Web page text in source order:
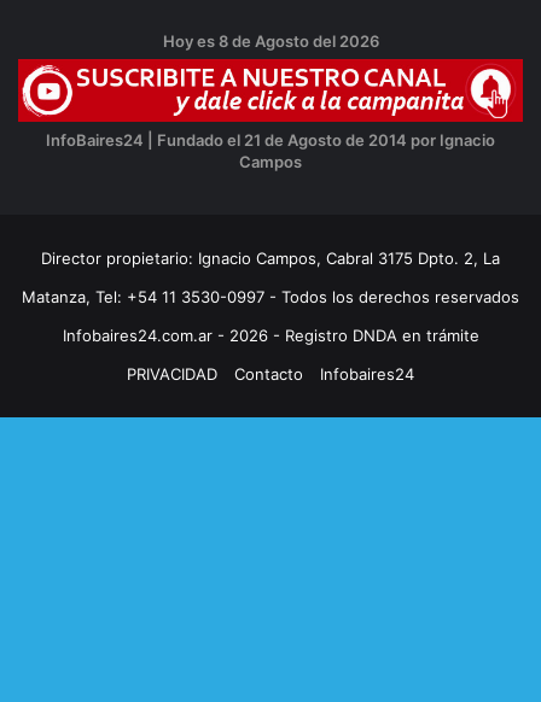
Hoy es 8 de Agosto del 2026
InfoBaires24 | Fundado el 21 de Agosto de 2014 por Ignacio
Campos
Director propietario: Ignacio Campos, Cabral 3175 Dpto. 2, La
Matanza, Tel: +54 11 3530-0997 - Todos los derechos reservados
Infobaires24.com.ar - 2026 - Registro DNDA en trámite
PRIVACIDAD
Contacto Infobaires24